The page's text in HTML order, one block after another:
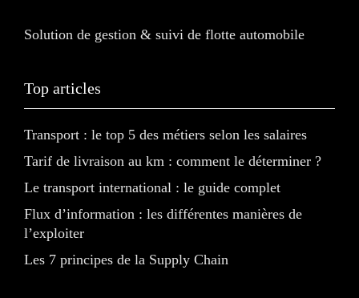
Solution de gestion & suivi de flotte automobile
Top articles
Transport : le top 5 des métiers selon les salaires
Tarif de livraison au km : comment le déterminer ?
Le transport international : le guide complet
Flux d’information : les différentes manières de
l’exploiter
Les 7 principes de la Supply Chain